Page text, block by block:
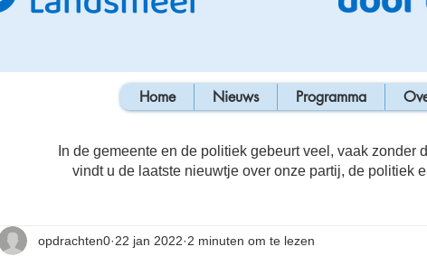
Home Nieuws Programma
In de gemeente en de politiek gebeurt veel, vaak zonder
vindt u de laatste nieuwtje over onze partij, de politiek
opdrachten0 22 jan 2022 2 minuten om te lezen